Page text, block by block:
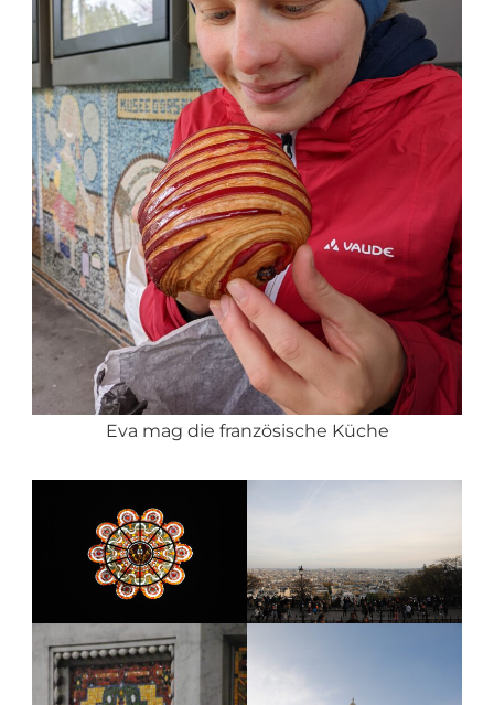
Eva mag die französische Küche